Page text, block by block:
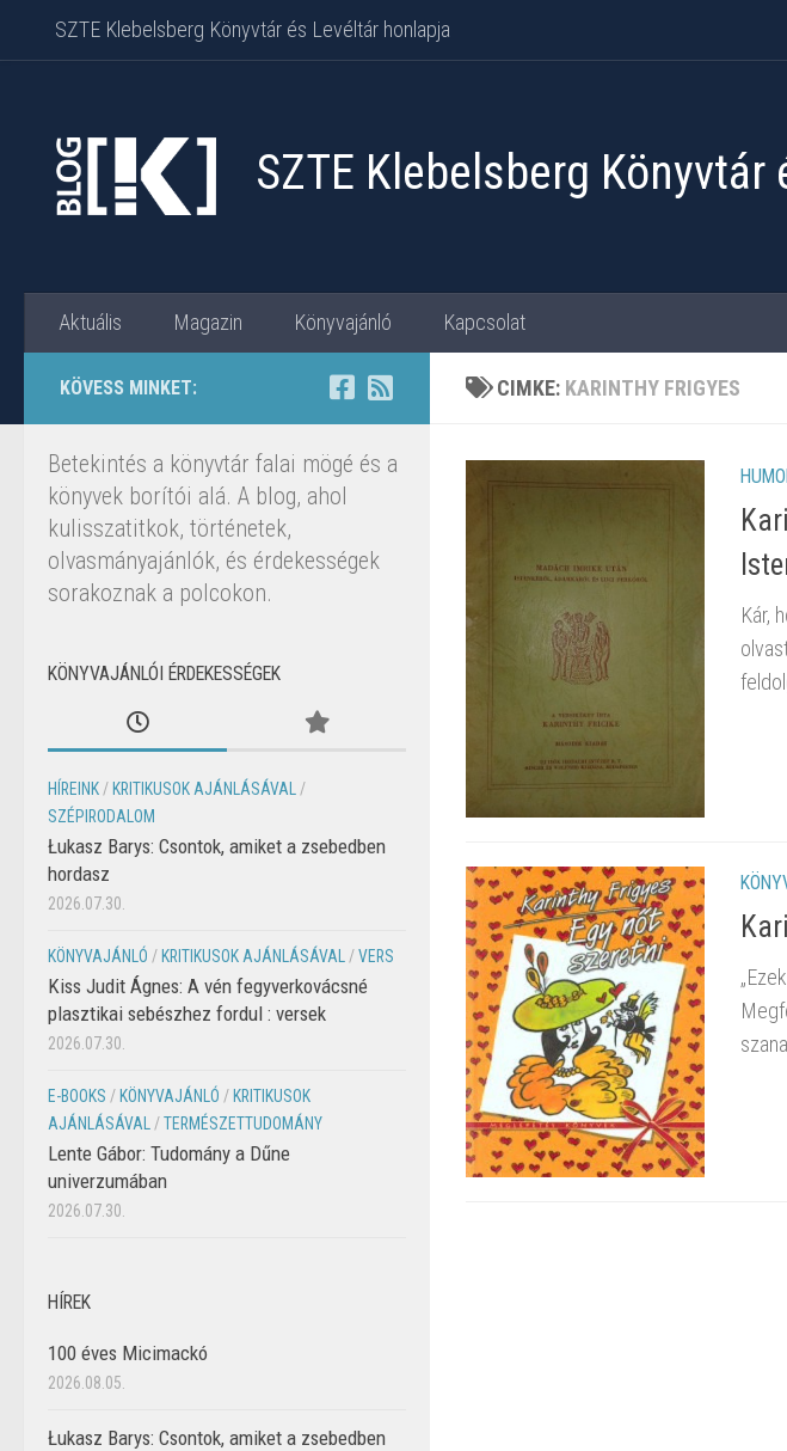
Skip to content
SZTE Klebelsberg Könyvtár és Levéltár honlapja
SZTE Klebelsberg Könyvtár
Aktuális Magazin Könyvajánló Kapcsolat
CIMKE: KARINTHY FRIGYES
Kár,
KÖVESS MINKET:
Betekintés a könyvtár falai mögé és a
könyvek borítói alá. A blog, ahol
kulisszatitkok, történetek,
olvasmányajánlók, és érdekességek
sorakoznak a polcokon.
KÖNYVAJÁNLÓI ÉRDEKESSÉGEK
HÍREINK / KRITIKUSOK AJÁNLÁSÁVAL
/
SZÉPIRODALOM
Łukasz Barys: Csontok, amiket a zsebedben
hordasz
2026.07.30.
KÖNYVAJÁNLÓ / KRITIKUSOK AJÁNLÁSÁVAL /VERS
Kiss Judit Ágnes: A vén fegyverkovácsné
plasztikai sebészhez fordul : versek
2026.07.30.
E-BOOKS / KÖNYVAJÁNLÓ / KRITIKUSOK
AJÁNLÁSÁVAL
/TERMÉSZETTUDOMÁNY
Lente Gábor: Tudomány a Dűne
univerzumában
2026.07.30.
HÍREK
100 éves Micimackó
2026.08.05.
Łukasz Barys: Csontok, amiket a zsebedben